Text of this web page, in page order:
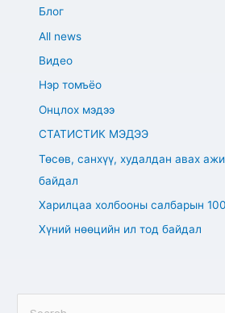
Блог
All news
Видео
Нэр томъёо
Онцлох мэдээ
СТАТИСТИК МЭДЭЭ
Төсөв, санхүү, худалдан авах
байдал
Харилцаа холбооны салбарын
Хүний нөөцийн ил тод байдал